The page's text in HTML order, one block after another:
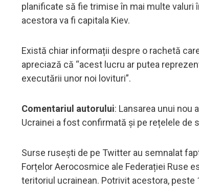
planificate să fie trimise în mai multe valuri
acestora va fi capitala Kiev.
Există chiar informații despre o rachetă
apreciază că “acest lucru ar putea
executării unor noi lovituri”.
Comentariul autorului: Lansarea unui nou
Ucrainei a fost confirmată și pe rețelele de
Surse rusești de pe Twitter au semnalat
Forțelor Aerocosmice ale Federației Ruse
teritoriul ucrainean. Potrivit acestora,